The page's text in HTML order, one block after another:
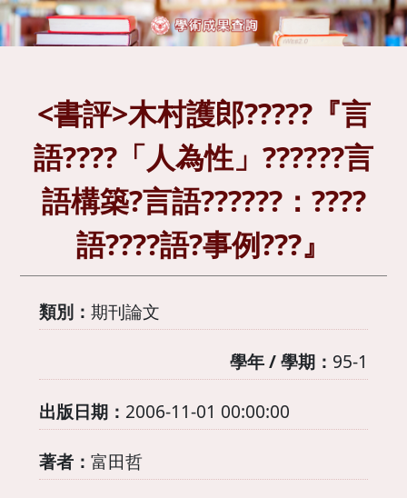
<書評>木村護郎?????『言
語????「人為性」??????言
語構築?言語??????：????
語????語?事例???』
類別： 期刊論文
學年 / 學期： 95-1
出版日期： 2006-11-01 00:00:00
著者： 富田哲